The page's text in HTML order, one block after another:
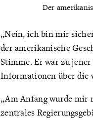
Der
„Nein, ich bin mir
der amerikanische
Stimme. Er war zu
Informationen über die
„Am Anfang wurde mir
zentrales